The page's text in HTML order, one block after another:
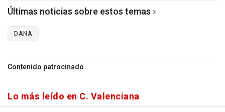
Últimas noticias sobre estos temas
DANA
Contenido patrocinado
Lo más leído en C. Valenciana